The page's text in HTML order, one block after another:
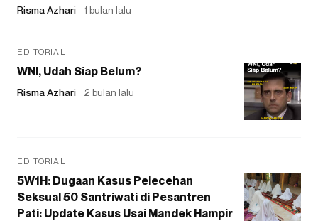
Risma Azhari 1 bulan lalu
EDITORIAL
WNI, Udah Siap Belum?
Risma Azhari 2 bulan lalu
EDITORIAL
5W1H: Dugaan Kasus Pelecehan
Seksual 50 Santriwati di Pesantren
Pati: Update Kasus Usai Mandek Hampir